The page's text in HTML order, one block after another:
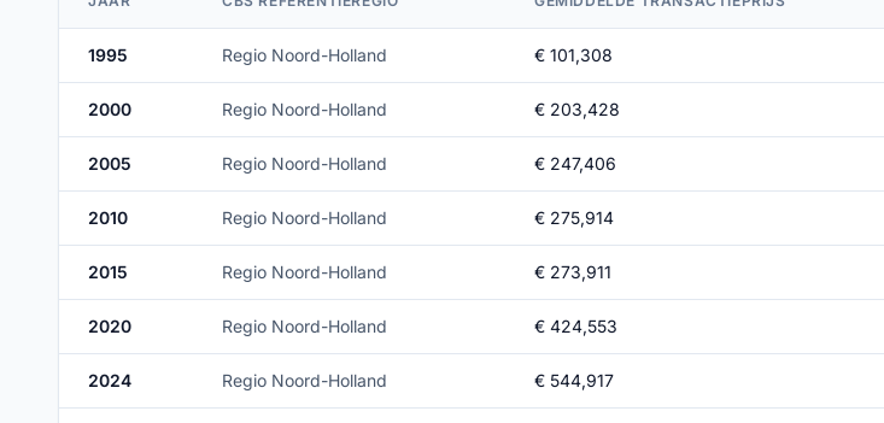
1995 Regio Noord-Holland € 101,308
2000 Regio Noord-Holland € 203,428
2005 Regio Noord-Holland € 247,406
2010 Regio Noord-Holland € 275,914
2015 Regio Noord-Holland € 273,911
2020 Regio Noord-Holland € 424,553
2024 Regio Noord-Holland € 544,917